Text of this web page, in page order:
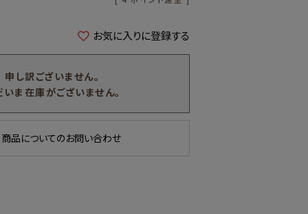
お気に入りに登録する
申し訳ございません。
いま在庫がございません。
商品についてのお問い合わせ